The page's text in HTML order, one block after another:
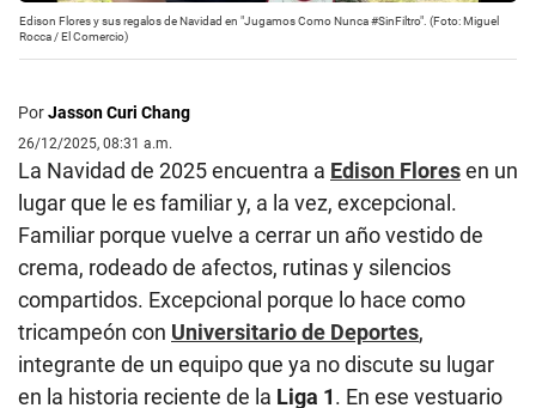
Edison Flores y sus regalos de Navidad en "Jugamos Como Nunca #SinFiltro". (Foto: Miguel
Rocca / El Comercio)
PorJasson Curi Chang
26/12/2025, 08:31 a.m.
La Navidad de 2025 encuentra a Edison Floresen un
lugar que le es familiar y, a la vez, excepcional.
Familiar porque vuelve a cerrar un año vestido de
crema, rodeado de afectos, rutinas y silencios
compartidos. Excepcional porque lo hace como
tricampeón con Universitario de Deportes,
integrante de un equipo que ya no discute su lugar
en la historia reciente de la Liga 1. En ese vestuario